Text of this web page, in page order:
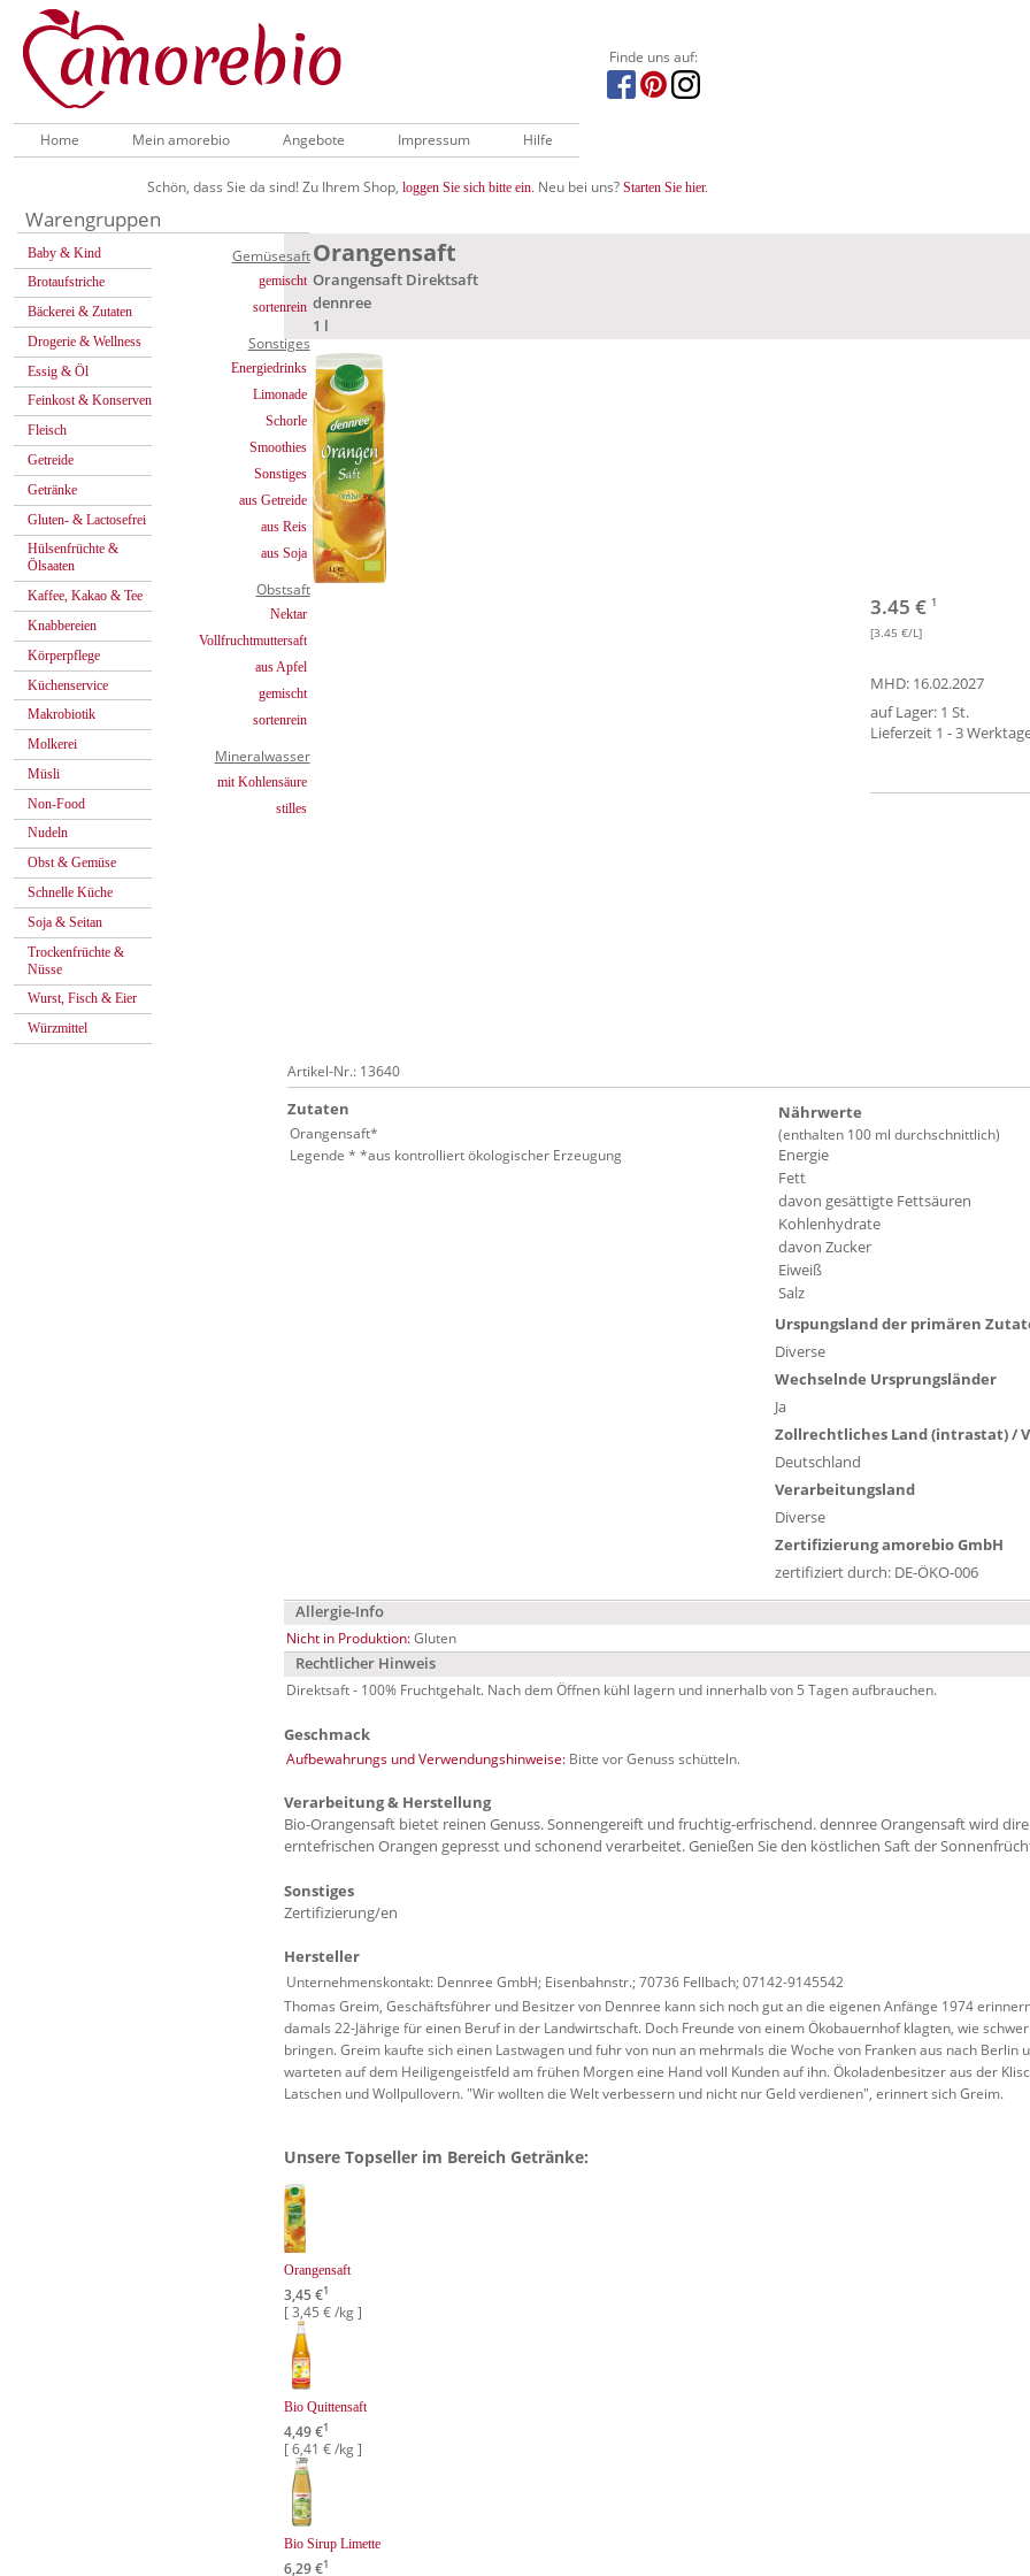
Finde uns auf:
Home Mein amorebio Angebote Impressum Hilfe
Schön, dass Sie da sind! Zu Ihrem Shop, loggen Sie sich bitte ein. Neu bei uns? Starten Sie hier.
Warengruppen
Baby & Kind
Brotaufstriche
Bäckerei & Zutaten
Drogerie & Wellness
Essig & Öl
Feinkost & Konserven
Fleisch
Getreide
Getränke
Gluten- & Lactosefrei
Hülsenfrüchte &
Ölsaaten
Kaffee, Kakao & Tee
Knabbereien
Körperpflege
Küchenservice
Makrobiotik
Molkerei
Müsli
Non-Food
Nudeln
Obst & Gemüse
Schnelle Küche
Soja & Seitan
Trockenfrüchte &
Nüsse
Wurst, Fisch & Eier
Würzmittel
Gemüsesaft
gemischt
sortenrein
Sonstiges
Energiedrinks
Limonade
Schorle
Smoothies
Sonstiges
aus Getreide
aus Reis
aus Soja
Obstsaft
Nektar
Vollfruchtmuttersaft
aus Apfel
gemischt
sortenrein
Mineralwasser
mit Kohlensäure
stilles
Orangensaft
Orangensaft Direktsaft
dennree
1 l
3.45 € 1
[3.45 €/L]
MHD: 16.02.2027
auf Lager: 1 St.
Lieferzeit 1 - 3
Artikel-Nr.: 13640
Zutaten
Orangensaft*
Legende * *aus kontrolliert ökologischer Erzeugung
Nährwerte
(enthalten 100 ml durchschnittlich)
Energie
Fett
davon gesättigte Fettsäuren
Kohlenhydrate
davon Zucker
Eiweiß
Salz
Urspungsland der primären
Diverse
Wechselnde Ursprungsländer
Ja
Zollrechtliches Land (intrastat) /
Deutschland
Verarbeitungsland
Diverse
Zertifizierung amorebio GmbH
zertifiziert durch: DE-ÖKO-006
Allergie-Info
Nicht in Produktion:Gluten
Rechtlicher Hinweis
Direktsaft - 100% Fruchtgehalt. Nach dem Öffnen kühl lagern und innerhalb von 5 Tagen aufbrauchen.
Geschmack
Aufbewahrungs und Verwendungshinweise: Bitte vor Genuss schütteln.
Verarbeitung & Herstellung
Bio-Orangensaft bietet reinen Genuss. Sonnengereift und fruchtig-erfrischend. dennree Orangensaft wird
erntefrischen Orangen gepresst und schonend verarbeitet. Genießen Sie den köstlichen Saft der
Sonstiges
Zertifizierung/en
Hersteller
Unternehmenskontakt: Dennree GmbH; Eisenbahnstr.; 70736 Fellbach; 07142-9145542
Thomas Greim, Geschäftsführer und Besitzer von Dennree kann sich noch gut an die eigenen Anfänge 1974
damals 22-Jährige für einen Beruf in der Landwirtschaft. Doch Freunde von einem Ökobauernhof klagten, wie
bringen. Greim kaufte sich einen Lastwagen und fuhr von nun an mehrmals die Woche von Franken aus nach Berlin
warteten auf dem Heiligengeistfeld am frühen Morgen eine Hand voll Kunden auf ihn. Ökoladenbesitzer aus der
Latschen und Wollpullovern. "Wir wollten die Welt verbessern und nicht nur Geld verdienen", erinnert sich Greim.
Unsere Topseller im Bereich Getränke:
Orangensaft
3,45 €1
[ 3,45 € /kg ]
Bio Quittensaft
4,49 €1
[ 6,41 € /kg ]
Bio Sirup Limette
6,29 €1